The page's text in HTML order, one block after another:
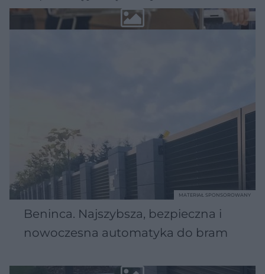
Beninca. Najszybsza, bezpieczna i
nowoczesna automatyka do bram
MATERIAŁ SPONSOROWANY